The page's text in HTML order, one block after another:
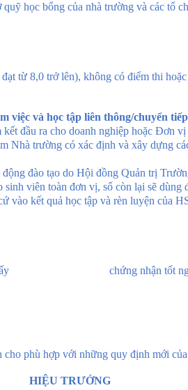
học bổng của nhà trường và các tổ
từ 8,0 trở lên), không có điểm thi
việc và học tập liên thông/chuyển
đầu ra cho doanh nghiệp hoặc Đơn
Nhà trường có xác định và xây dựng
đào tạo do Hội đồng Quản trị
viên toàn đơn vị, số còn lại sẽ dùng
kết quả học tập và rèn luyện của
hoặc giấy chứng nhận tốt
phù hợp với những quy định mới
TRƯỞNG